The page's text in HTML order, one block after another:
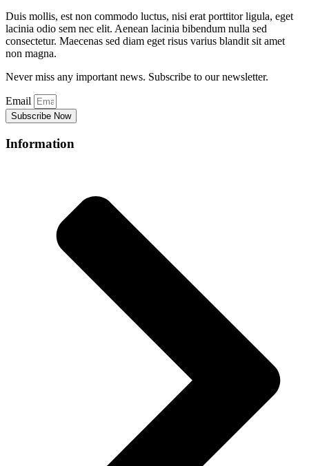
Duis mollis, est non commodo luctus, nisi erat porttitor ligula, eget
lacinia odio sem nec elit. Aenean lacinia bibendum nulla sed
consectetur. Maecenas sed diam eget risus varius blandit sit amet
non magna.
Never miss any important news. Subscribe to our newsletter.
Email
Subscribe Now
Information